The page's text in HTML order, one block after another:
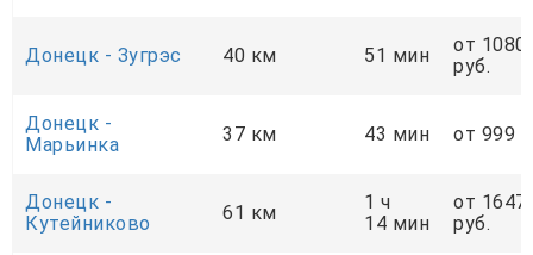
Донецк - Зугрэс 40 км 51 мин
от 1080
руб.
Донецк -
Марьинка
37 км 43 мин от 999
Донецк -
Кутейниково
61 км
1 ч
14 мин
от 1647
руб.